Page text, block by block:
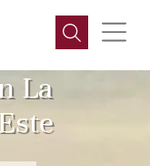
La